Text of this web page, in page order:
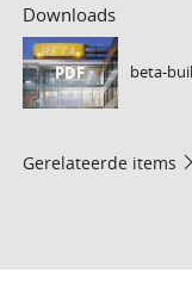
Downloads
PDF beta-
Gerelateerde items